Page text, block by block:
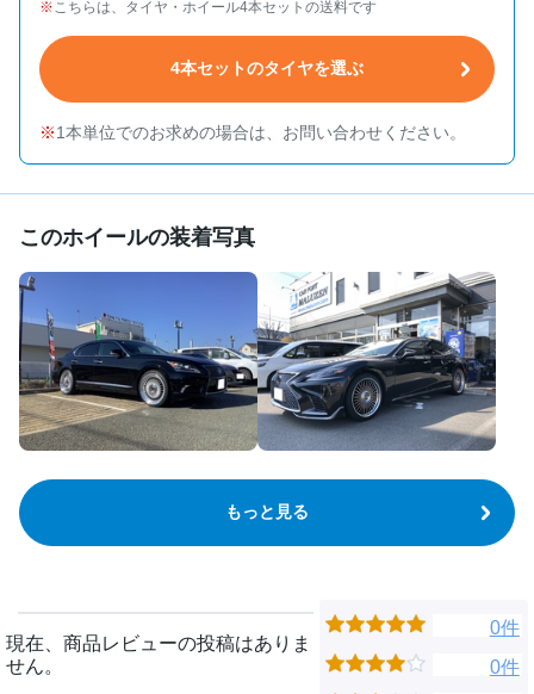
こちらは、タイヤ・ホイール4本セットの送料です
4本セットのタイヤを選ぶ
1本単位でのお求めの場合は、お問い合わせください。
このホイールの装着写真
もっと見る
現在、商品レビューの投稿はありま
せん。
0件
0件